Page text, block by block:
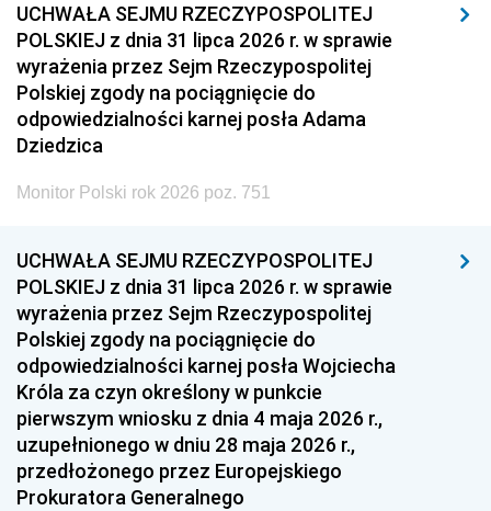
UCHWAŁA SEJMU RZECZYPOSPOLITEJ
POLSKIEJ z dnia 31 lipca 2026 r. w sprawie
wyrażenia przez Sejm Rzeczypospolitej
Polskiej zgody na pociągnięcie do
odpowiedzialności karnej posła Adama
Dziedzica
Monitor Polski rok 2026 poz. 751
UCHWAŁA SEJMU RZECZYPOSPOLITEJ
POLSKIEJ z dnia 31 lipca 2026 r. w sprawie
wyrażenia przez Sejm Rzeczypospolitej
Polskiej zgody na pociągnięcie do
odpowiedzialności karnej posła Wojciecha
Króla za czyn określony w punkcie
pierwszym wniosku z dnia 4 maja 2026 r.,
uzupełnionego w dniu 28 maja 2026 r.,
przedłożonego przez Europejskiego
Prokuratora Generalnego